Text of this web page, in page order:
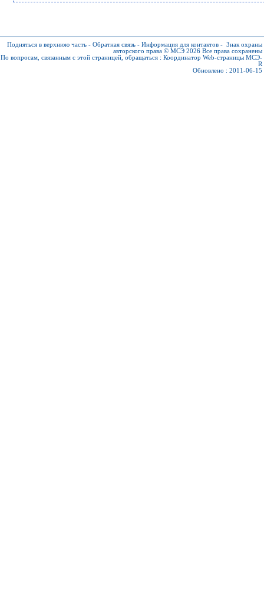
Подняться в верхнюю часть - Обратная связь - Информация для контактов - Знак охраны
авторского права © МСЭ 2026 Все права сохранены
По вопросам, связанным с этой страницей, обращаться : Координатор Web-страницы МСЭ-
R
Обновлено : 2011-06-15